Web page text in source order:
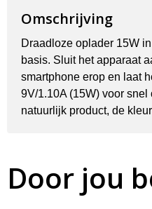
Omschrijving
Draadloze oplader 15W
basis. Sluit het apparaat
smartphone erop en laat
9V/1.10A (15W) voor
natuurlijk product, de
Door jou